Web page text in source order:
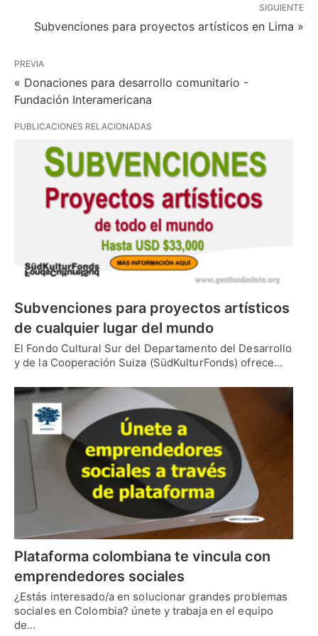
SIGUIENTE
Subvenciones para proyectos artísticos en Lima »
PREVIA
« Donaciones para desarrollo comunitario -
Fundación Interamericana
PUBLICACIONES RELACIONADAS
Subvenciones para proyectos artísticos
de cualquier lugar del mundo
El Fondo Cultural Sur del Departamento del Desarrollo
y de la Cooperación Suiza (SüdKulturFonds) ofrece…
Plataforma colombiana te vincula con
emprendedores sociales
¿Estás interesado/a en solucionar grandes problemas
sociales en Colombia? únete y trabaja en el equipo
de…